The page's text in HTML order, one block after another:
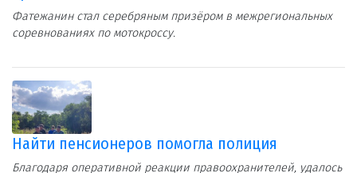
Фатежанин стал серебряным призёром в межрегиональных
соревнованиях по мотокроссу.
Найти пенсионеров помогла полиция
Благодаря оперативной реакции правоохранителей, удалось